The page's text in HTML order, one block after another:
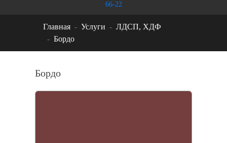
66-22
Главная Услуги
ЛДСП, ХДФ
Бордо
Бордо